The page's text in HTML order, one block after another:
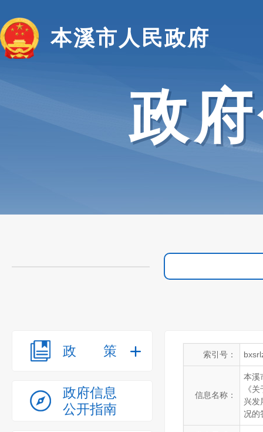
本溪市人民政府
政
政策
政府信息
公开指南
索引号：
信息名称：
本溪
《
兴发
况的